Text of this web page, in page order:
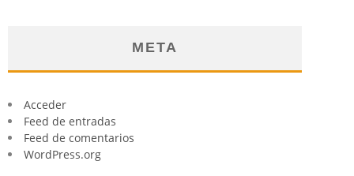
META
Acceder
Feed de entradas
Feed de comentarios
WordPress.org